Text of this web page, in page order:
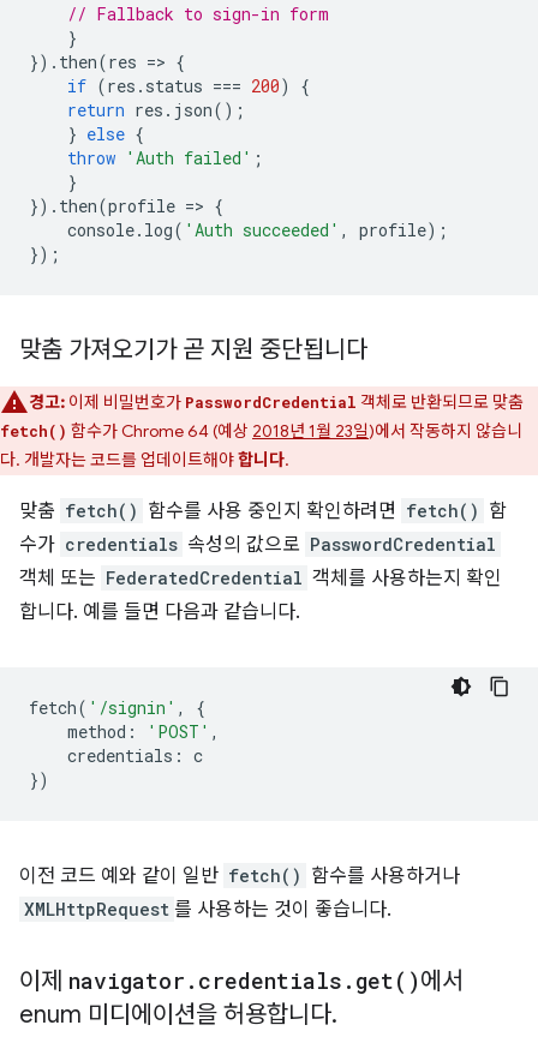
// Fallback to sign-in form
}
}). then(res => {
if (res . status === 200)
{
return res . json();
} else {
throw 'Auth failed' ;
}
}). then(profile => {
console. log( 'Auth succeeded' , profile);
});
맞춤 가져오기가 곧 지원 중단됩니다
경고: 이제 비밀번호가 PasswordCredential 객체로 반환되므로 맞춤
fetch() 함수가 Chrome 64 (예상 2018년 1월 23일)에서 작동하지 않습니
다. 개발자는 코드를 업데이트해야합니다.
맞춤 fetch() 함수를 사용 중인지 확인하려면 fetch() 함
수가 credentials 속성의 값으로 PasswordCredential
객체 또는 FederatedCredential 객체를 사용하는지 확인
합니다. 예를 들면 다음과 같습니다.
fetch( '/signin' ,
{
method : 'POST' ,
credentials : c
})
이전 코드 예와 같이 일반 fetch() 함수를 사용하거나
XMLHttpRequest 를 사용하는 것이 좋습니다.
이제 navigator . credentials . get( )에서
enum 미디에이션을 허용합니다.